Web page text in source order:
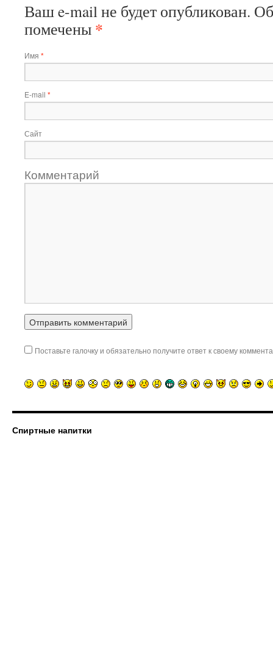
Ваш e-mail не будет опубликован.
помечены *
Имя *
E-mail *
Сайт
Комментарий
Поставьте галочку и обязательно получите ответ к своему
Спиртные напитки